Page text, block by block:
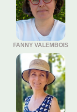
FANNY VALEMBOIS